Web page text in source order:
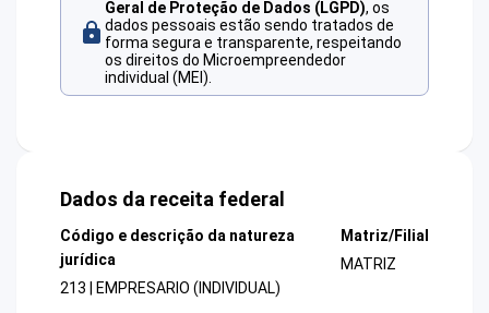
Geral de Proteção de Dados (LGPD), os
dados pessoais estão sendo tratados de
forma segura e transparente, respeitando
os direitos do Microempreendedor
individual (MEI).
Dados da receita federal
Código e descrição da natureza
jurídica
213 | EMPRESARIO (INDIVIDUAL)
Matriz/Filial
MATRIZ